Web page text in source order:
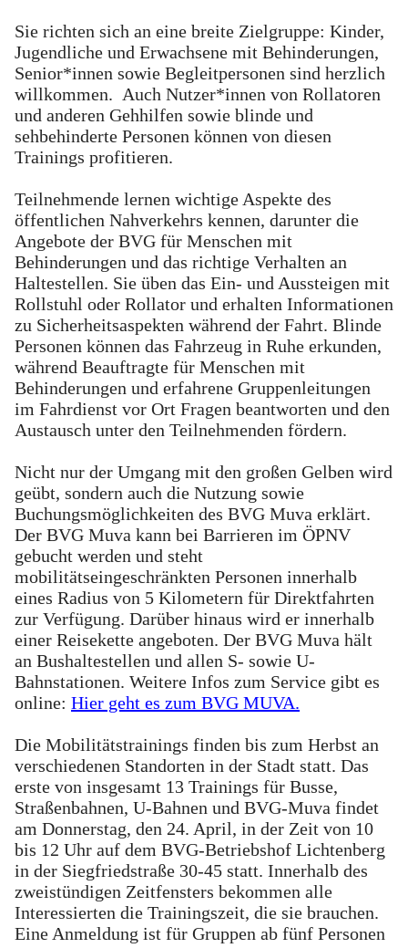
Sie richten sich an eine breite Zielgruppe: Kinder,
Jugendliche und Erwachsene mit Behinderungen,
Senior*innen sowie Begleitpersonen sind herzlich
willkommen. Auch Nutzer*innen von Rollatoren
und anderen Gehhilfen sowie blinde und
sehbehinderte Personen können von diesen
Trainings profitieren.
Teilnehmende lernen wichtige Aspekte des
öffentlichen Nahverkehrs kennen, darunter die
Angebote der BVG für Menschen mit
Behinderungen und das richtige Verhalten an
Haltestellen. Sie üben das Ein- und Aussteigen mit
Rollstuhl oder Rollator und erhalten Informationen
zu Sicherheitsaspekten während der Fahrt. Blinde
Personen können das Fahrzeug in Ruhe erkunden,
während Beauftragte für Menschen mit
Behinderungen und erfahrene Gruppenleitungen
im Fahrdienst vor Ort Fragen beantworten und den
Austausch unter den Teilnehmenden fördern.
Nicht nur der Umgang mit den großen Gelben wird
geübt, sondern auch die Nutzung sowie
Buchungsmöglichkeiten des BVG Muva erklärt.
Der BVG Muva kann bei Barrieren im ÖPNV
gebucht werden und steht
mobilitätseingeschränkten Personen innerhalb
eines Radius von 5 Kilometern für Direktfahrten
zur Verfügung. Darüber hinaus wird er innerhalb
einer Reisekette angeboten. Der BVG Muva hält
an Bushaltestellen und allen S- sowie U-
Bahnstationen. Weitere Infos zum Service gibt es
online: Hier geht es zum BVG MUVA.
Die Mobilitätstrainings finden bis zum Herbst an
verschiedenen Standorten in der Stadt statt. Das
erste von insgesamt 13 Trainings für Busse,
Straßenbahnen, U-Bahnen und BVG-Muva findet
am Donnerstag, den 24. April, in der Zeit von 10
bis 12 Uhr auf dem BVG-Betriebshof Lichtenberg
in der Siegfriedstraße 30-45 statt. Innerhalb des
zweistündigen Zeitfensters bekommen alle
Interessierten die Trainingszeit, die sie brauchen.
Eine Anmeldung ist für Gruppen ab fünf Personen